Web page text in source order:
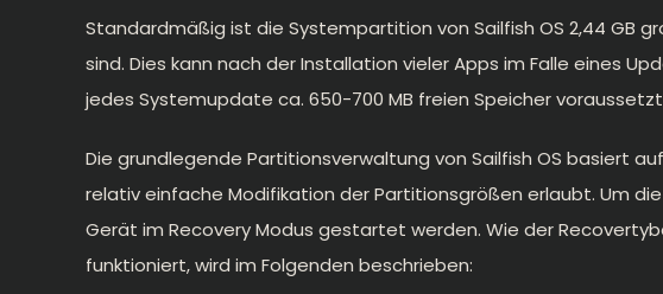
Standardmäßig ist die Systempartition von Sailfish OS 2,44 GB
sind. Dies kann nach der Installation vieler Apps im Falle eines
jedes Systemupdate ca. 650-700 MB freien Speicher
Die grundlegende Partitionsverwaltung von Sailfish OS basiert
relativ einfache Modifikation der Partitionsgrößen erlaubt. Um
Gerät im Recovery Modus gestartet werden. Wie der
funktioniert, wird im Folgenden beschrieben: